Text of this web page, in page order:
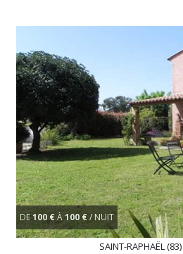
DE100 €À100 €/ NUIT
SAINT-RAPHAËL (83)